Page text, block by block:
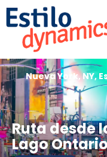
Ruta desde
Lago
Nueva York, NY,